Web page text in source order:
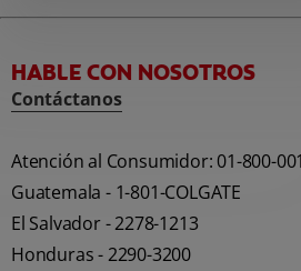
HABLE CON NOSOTROS
Contáctanos
Atención al Consumidor: 01-800-
Guatemala - 1-801-COLGATE
El Salvador - 2278-1213
Honduras - 2290-3200